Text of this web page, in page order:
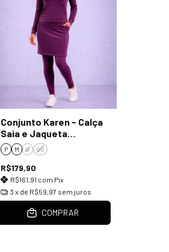
Conjunto Karen - Calça
Saia e Jaqueta
Flanelada Fúcsia
P M G GG
R$179,90
R$161,91 com Pix
3 x de R$59,97 sem juros
COMPRAR